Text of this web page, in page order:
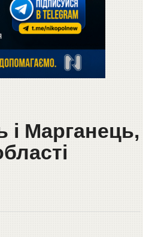
і Марганець,